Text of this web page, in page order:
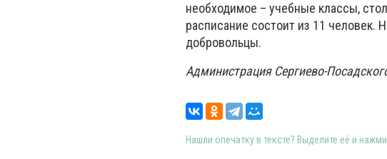
необходимое – учебные классы,
расписание состоит из 11 человек.
добровольцы.
Администрация Сергиево-
Нашли опечатку в тексте? Выделите её и